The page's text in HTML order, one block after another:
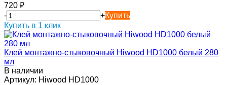
720 ₽
-
+Купить
Купить в 1 клик
Клей монтажно-стыковочный Hiwood HD1000 белый 280
мл
В наличии
Артикул: Hiwood HD1000